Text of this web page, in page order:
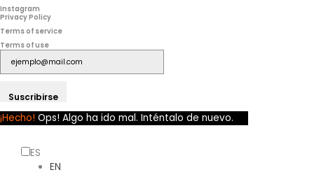
Instagram
Privacy Policy
Terms of service
Terms of use
Suscribirse
¡Hecho! Ops! Algo ha ido mal. Inténtalo de nuevo.
ES
EN